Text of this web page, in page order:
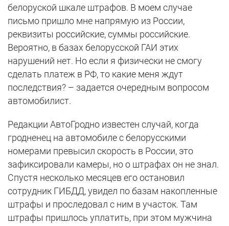
белоруской шкале штрафов. В моем случае
письмо пришло мне напрямую из России,
реквизиты российские, суммы российские.
Вероятно, в базах белорусской ГАИ этих
нарушений нет. Но если я физически не смогу
сделать платеж в РФ, то какие меня ждут
последствия? – задается очередным вопросом
автомобилист.
Редакции АвтоГродно известен случай, когда
гродненец на автомобиле с белорусскими
номерами превысил скорость в России, это
зафиксировали камеры, но о штрафах он не знал.
Спустя несколько месяцев его остановил
сотрудник ГИБДД, увидел по базам накопленные
штрафы и проследовал с ним в участок. Там
штрафы пришлось уплатить, при этом мужчина